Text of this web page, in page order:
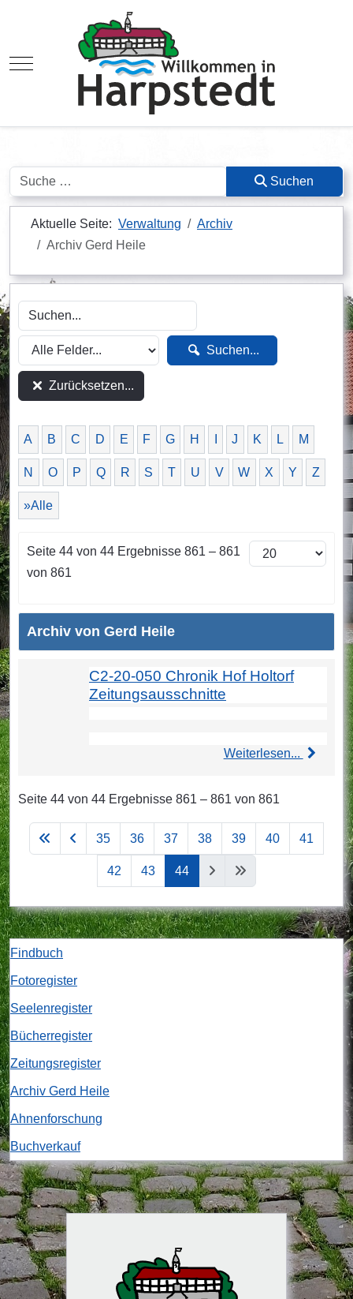
Mobile Menu Toggle
Suchen Suchen
Aktuelle Seite: Verwaltung
Archiv
Archiv Gerd Heile
Suchen...
Zurücksetzen...
A B C D E F G H J K L M
N O P Q R S T U V W X Y Z
»Alle
Seite 44 von 44 Ergebnisse 861 – 861
von 861
Archiv von Gerd Heile
C2-20-050 Chronik Hof Holtorf
Zeitungsausschnitte
Weiterlesen...
Seite 44 von 44 Ergebnisse 861 – 861 von 861
35 36 37 38 39 40 41
42 43 44
Findbuch
Fotoregister
Seelenregister
Bücherregister
Zeitungsregister
Archiv Gerd Heile
Ahnenforschung
Buchverkauf